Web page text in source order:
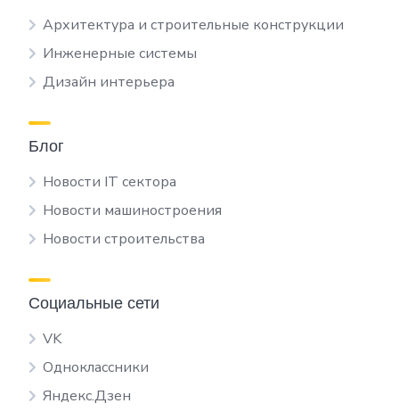
Архитектура и строительные конструкции
Инженерные системы
Дизайн интерьера
Блог
Новости IT сектора
Новости машиностроения
Новости строительства
Социальные сети
VK
Одноклассники
Яндекс.Дзен